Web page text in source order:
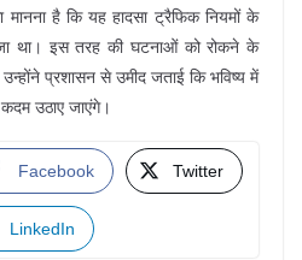
मानना है कि यह हादसा ट्रैफिक नियमों के
था। इस तरह की घटनाओं को रोकने के
प्रशासन से उमीद जताई कि भविष्य में
उठाए जाएंगे।
Facebook Twitter
LinkedIn